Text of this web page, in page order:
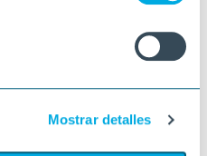
Mostrar detalles